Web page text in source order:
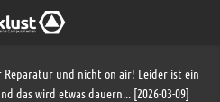
Reparatur und nicht on air! Leider ist ein
das wird etwas dauern... [2026-03-09]